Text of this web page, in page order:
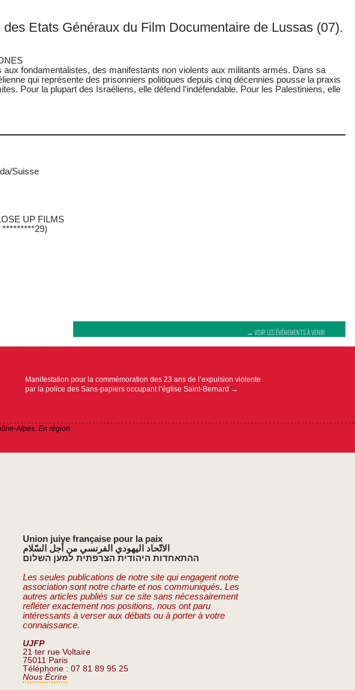
Etats Généraux du Film Documentaire de Lussas (07).
fondamentalistes, des manifestants non violents aux militants armés. Dans sa
qui représente des prisonniers politiques depuis cinq décennies pousse la praxis
Pour la plupart des Israéliens, elle défend l’indéfendable. Pour les Palestiniens, elle
Suisse
UP FILMS
*********29)
→ VOIR LES ÉVÉNEMENTS À VENIR
Manifestation pour la commémoration des 23 ans de l’expulsion violente
par la police des Sans-papiers occupant l’église Saint-Bernard →
Alpes, En région
Union juive française pour la paix
الاتّحاد اليهودي الفرنسي من أجل السّلام
ההתאחדות היהודית הצרפתית למען השלום
Les seules publications de notre site qui engagent notre
association sont notre charte et nos communiqués. Les
autres articles publiés sur ce site sans nécessairement
refléter exactement nos positions, nous ont paru
intéressants à verser aux débats ou à porter à votre
connaissance.
UJFP
21 ter rue Voltaire
75011 Paris
Téléphone : 07 81 89 95 25
Nous Écrire